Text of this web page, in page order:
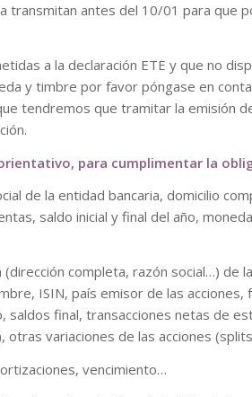
transmitan antes del 10/01 para que
a la declaración ETE y que no
y timbre por favor póngase en
tendremos que tramitar la emisión
para cumplimentar la
de la entidad bancaria, domicilio
saldo inicial y final del año,
(dirección completa, razón social…) de
ISIN, país emisor de las acciones,
saldos final, transacciones netas de
otras variaciones de las acciones
vencimiento…